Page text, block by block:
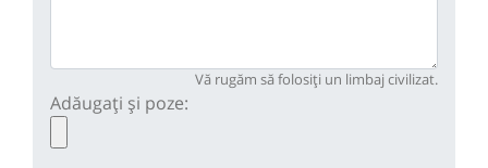
Vă rugăm să folosiți un limbaj civilizat.
Adăugați și poze: